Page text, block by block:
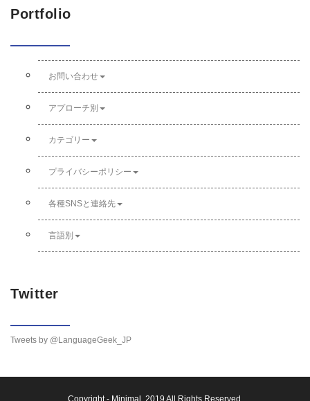
Portfolio
お問い合わせ
アプローチ別
カテゴリー
プライバシーポリシー
各種SNSと連絡先
言語別
Twitter
Tweets by @LanguageGeek_JP
Copyright - Minimal , 2019 All Rights Reserved.